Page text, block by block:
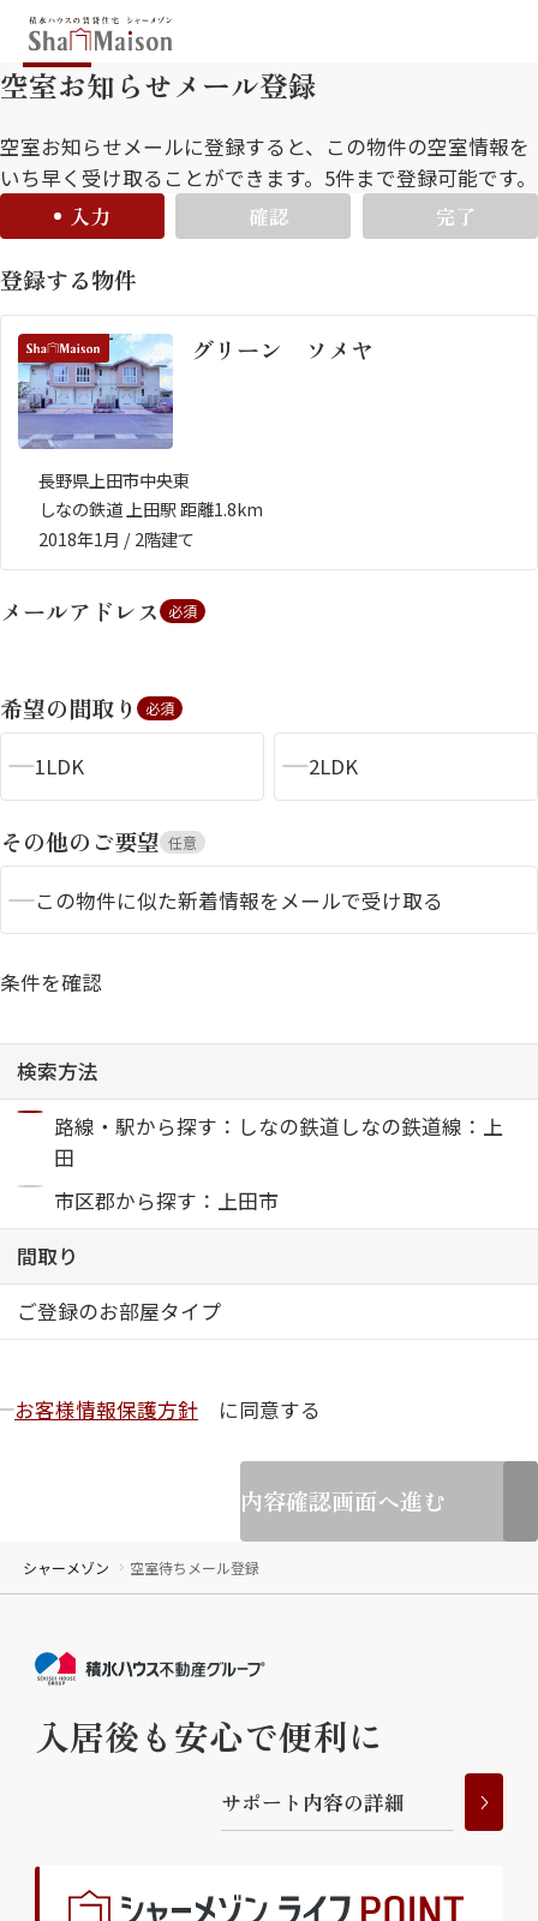
保存した条件
お気に入り
北海道
中部
九州
市区郡・路線・駅から探す
通勤・通学時間から探す
人気のカテゴリから探す
シャーメゾンとは
シャーメゾンセレクショ
ルームツアー
ShaMaison STYLE
シャーメゾンショップを探す
らくらく内見
シャーメゾンライフサポート
お問い合わせ・よくある質問
空室お知らせメール登録
空室お知らせメールに登録すると、この物件の空室情報を
いち早く受け取ることができます。5件まで登録可能です。
入力
確認 完了
登録する物件
グリーン ソメヤ
長野県上田市中央東
しなの鉄道 上田駅 距離1.8km
2018年1月 / 2階建て
メールアドレス 必須
希望の間取り 必須
1LDK 2LDK
その他のご要望 任意
この物件に似た新着情報をメールで受け取る
条件を確認
検索方法
路線・駅から探す：しなの鉄道しなの鉄道線：上
田
市区郡から探す：上田市
間取り
ご登録のお部屋タイプ
お客様情報保護方針 に同意する
内容確認画面へ進む
シャーメゾン 空室待ちメール登録
入居後も安心で便利に
サポー ト 内容の詳細